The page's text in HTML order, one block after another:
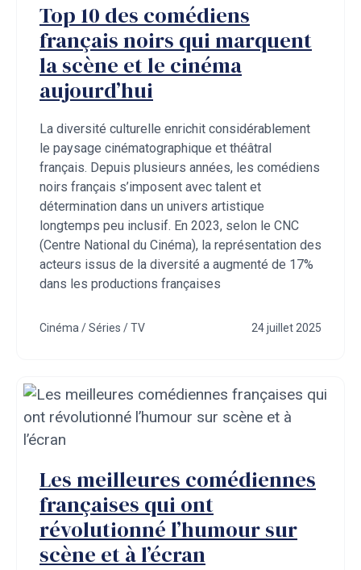
Top 10 des comédiens
français noirs qui marquent
la scène et le cinéma
aujourd’hui
La diversité culturelle enrichit considérablement
le paysage cinématographique et théâtral
français. Depuis plusieurs années, les comédiens
noirs français s’imposent avec talent et
détermination dans un univers artistique
longtemps peu inclusif. En 2023, selon le CNC
(Centre National du Cinéma), la représentation des
acteurs issus de la diversité a augmenté de 17%
dans les productions françaises
Cinéma / Séries / TV 24 juillet 2025
Les meilleures comédiennes
françaises qui ont
révolutionné l’humour sur
scène et à l’écran